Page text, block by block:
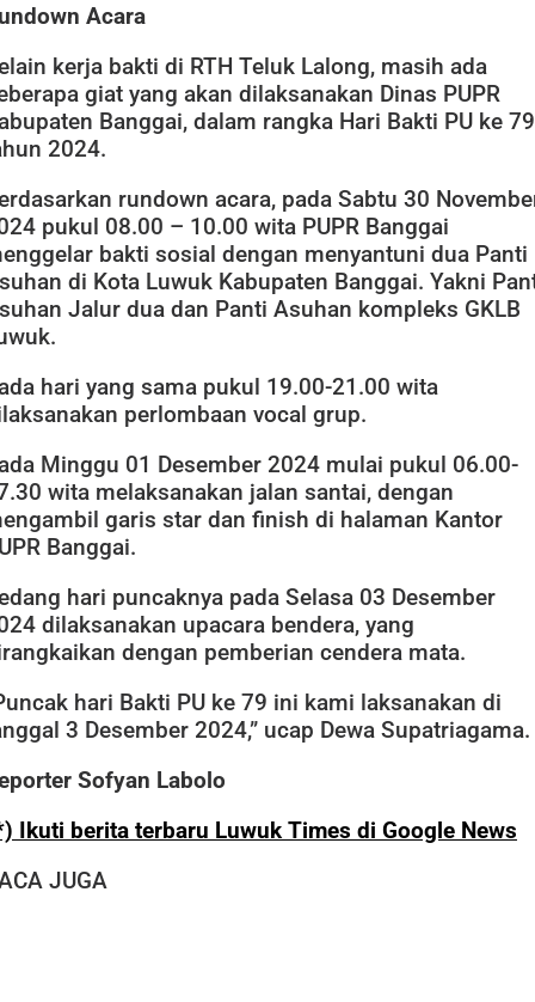
Acara
kerja bakti di RTH Teluk Lalong, masih ada
giat yang akan dilaksanakan Dinas PUPR
Banggai, dalam rangka Hari Bakti PU ke 79
2024.
rundown acara, pada Sabtu 30
pukul 08.00 – 10.00 wita PUPR Banggai
bakti sosial dengan menyantuni dua Panti
di Kota Luwuk Kabupaten Banggai. Yakni
Jalur dua dan Panti Asuhan kompleks GKLB
hari yang sama pukul 19.00-21.00 wita
perlombaan vocal grup.
Minggu 01 Desember 2024 mulai pukul 06.00-
wita melaksanakan jalan santai, dengan
garis star dan finish di halaman Kantor
Banggai.
hari puncaknya pada Selasa 03 Desember
dilaksanakan upacara bendera, yang
dengan pemberian cendera mata.
hari Bakti PU ke 79 ini kami laksanakan di
3 Desember 2024,” ucap Dewa
Sofyan Labolo
Ikuti berita terbaru Luwuk Times di Google News
JUGA